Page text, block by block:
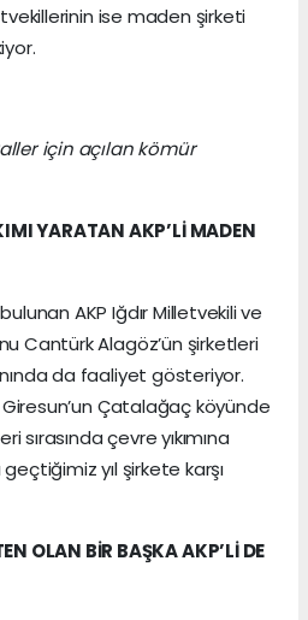
ise maden şirketi
için açılan kömür
YARATAN AKP’Lİ MADEN
AKP Iğdır Milletvekili ve
Cantürk Alagöz’ün şirketleri
da faaliyet gösteriyor.
Giresun’un Çatalağaç köyünde
çevre yıkımına
yıl şirkete karşı
OLAN BİR BAŞKA AKP’Lİ DE